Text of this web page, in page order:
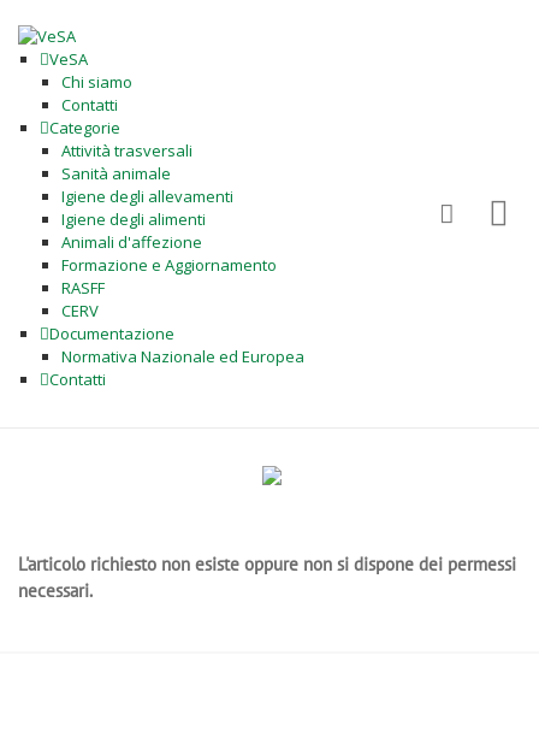
VeSA
Chi siamo
Contatti
Categorie
Attività trasversali
Sanità animale
Igiene degli allevamenti
Igiene degli alimenti
Animali d'affezione
Formazione e Aggiornamento
RASFF
CERV
Documentazione
Normativa Nazionale ed Europea
Contatti
L'articolo richiesto non esiste oppure non si dispone dei permessi
necessari.